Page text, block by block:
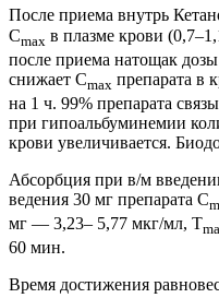
После приема внутрь
Cmax в плазме крови
после приема натощак
снижает Cmax препарата в
на 1 ч. 99% препарата
при гипоальбуминемии
крови увеличивается.
Абсорбция при в/м
ведения 30 мг препарата C
мг — 3,23– 5,77 мкг/мл, T
60 мин.
Время достижения